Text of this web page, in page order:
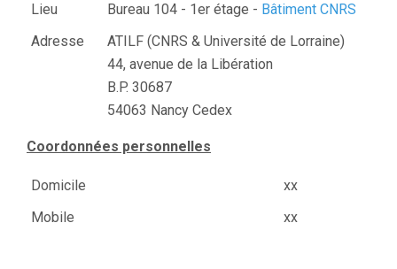
Lieu
Bureau 104 - 1er étage - Bâtiment CNRS
Adresse
ATILF (CNRS & Université de Lorraine)
44, avenue de la Libération
B.P. 30687
54063 Nancy Cedex
Coordonnées personnelles
Domicile
xx
Mobile
xx